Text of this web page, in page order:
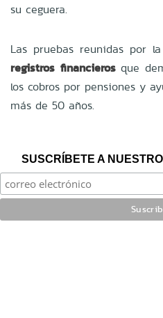
su ceguera.
Las pruebas reunidas por
registros financierosque
los cobros por pensiones y
más de 50 años.
SUSCRÍBETE A